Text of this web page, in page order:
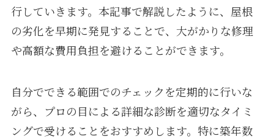
行していきます。本記事で解説したように、屋根
の劣化を早期に発見することで、大がかりな修理
や高額な費用負担を避けることができます。
自分でできる範囲でのチェックを定期的に行いな
がら、プロの目による詳細な診断を適切なタイミ
ングで受けることをおすすめします。特に築年数